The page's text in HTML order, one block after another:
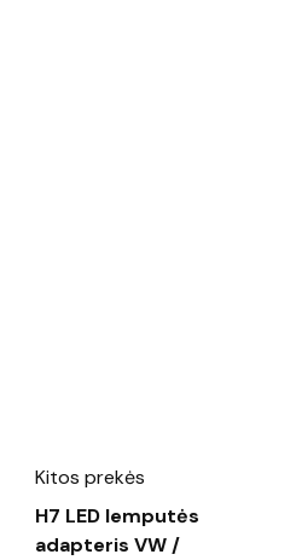
Kitos prekės
H7 LED lemputės
adapteris VW /